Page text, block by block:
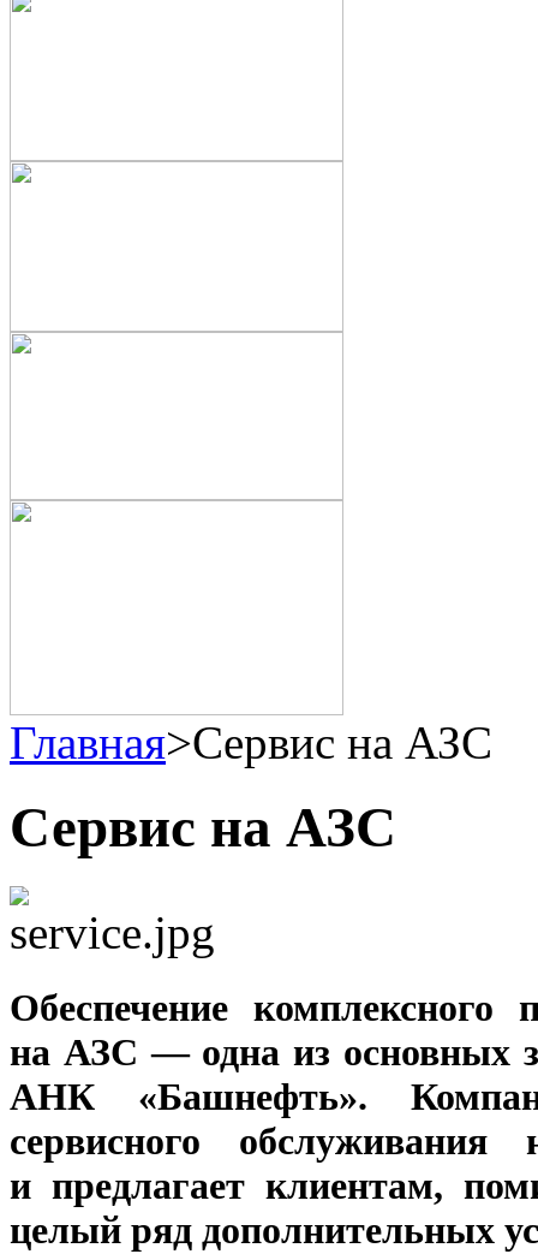
Главная>Сервис на АЗС
Сервис на АЗС
Обеспечение
на АЗС — одна из основных
АНК «Башнефть».
сервисного
и предлагает клиентам,
целый ряд дополнительных